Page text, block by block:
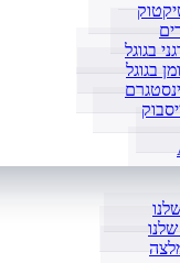
בגוגל
בגוגל